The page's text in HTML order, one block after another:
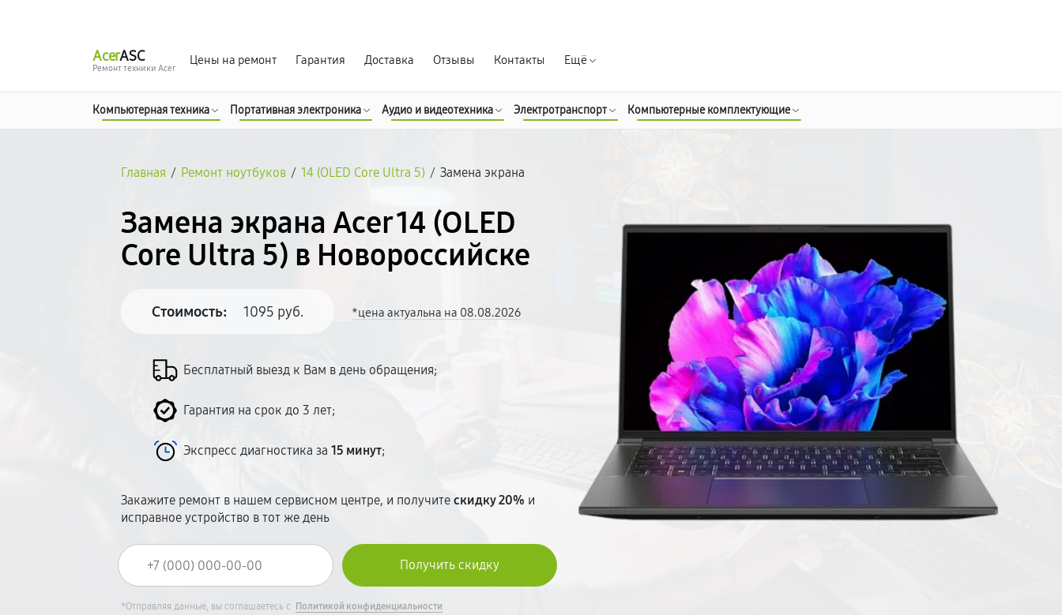
AcerASC
Ремонт техники Acer
Цены на ремонт Гарантия Доставка Отзывы Контакты Ещё
Компьютерная техника Портативная электроника Аудио и видеотехника Электротранспорт Компьютерные комплектующие
Главная / Ремонт ноутбуков / 14 (OLED Core Ultra 5) / Замена экрана
Замена экрана Acer 14 (OLED
Core Ultra 5) в Новороссийске
Стоимость: 1095 руб. *цена актуальна на 08.08.2026
Бесплатный выезд к Вам в день обращения;
Гарантия на срок до 3 лет;
Экспресс диагностика за15 минут;
Закажите ремонт в нашем сервисном центре, и получитескидку 20% и
исправное устройство в тот же день
*Отправляя данные, вы соглашаетесь с Политикой конфиденциальности